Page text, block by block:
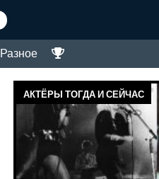
Разное
АКТЁРЫ ТОГДА И СЕЙЧАС